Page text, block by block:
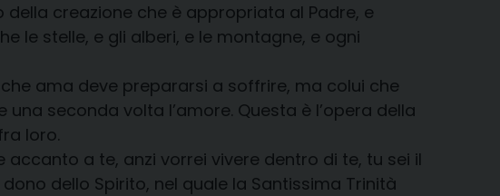
della creazione che è appropriata al Padre, e
le stelle, e gli alberi, e le montagne, e ogni
ama deve prepararsi a soffrire, ma colui che
seconda volta l’amore. Questa è l’opera della
loro.
accanto a te, anzi vorrei vivere dentro di te, tu sei il
dello Spirito, nel quale la Santissima Trinità